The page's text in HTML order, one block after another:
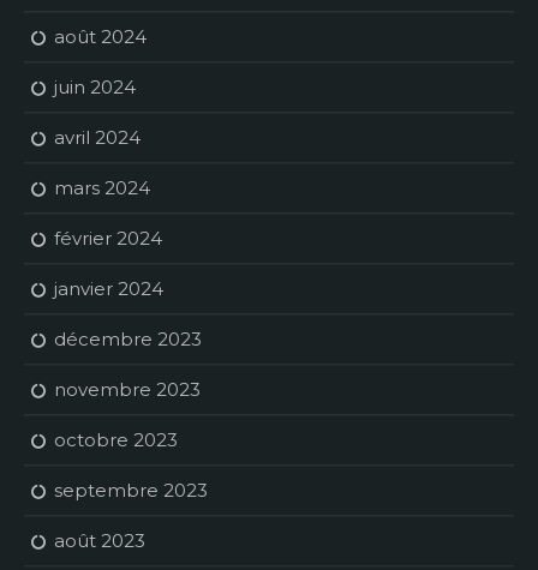
août 2024
juin 2024
avril 2024
mars 2024
février 2024
janvier 2024
décembre 2023
novembre 2023
octobre 2023
septembre 2023
août 2023